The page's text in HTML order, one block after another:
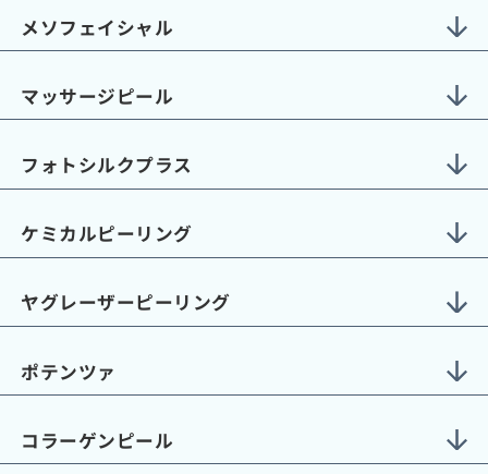
メソフェイシャル
マッサージピール
フォトシルクプラス
ケミカルピーリング
ヤグレーザーピーリング
ポテンツァ
コラーゲンピール